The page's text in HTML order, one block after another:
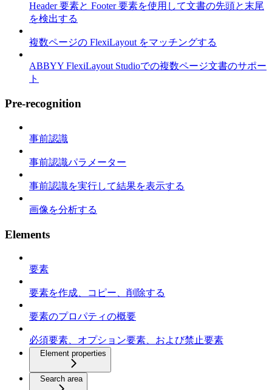
Header 要素と Footer 要素を使用して文書の先頭と末尾
を検出する
複数ページの FlexiLayout をマッチングする
ABBYY FlexiLayout Studioでの複数ページ文書のサポー
ト
Pre-recognition
事前認識
事前認識パラメーター
事前認識を実行して結果を表示する
画像を分析する
Elements
要素
要素を作成、コピー、削除する
要素のプロパティの概要
必須要素、オプション要素、および禁止要素
Element properties
Search area